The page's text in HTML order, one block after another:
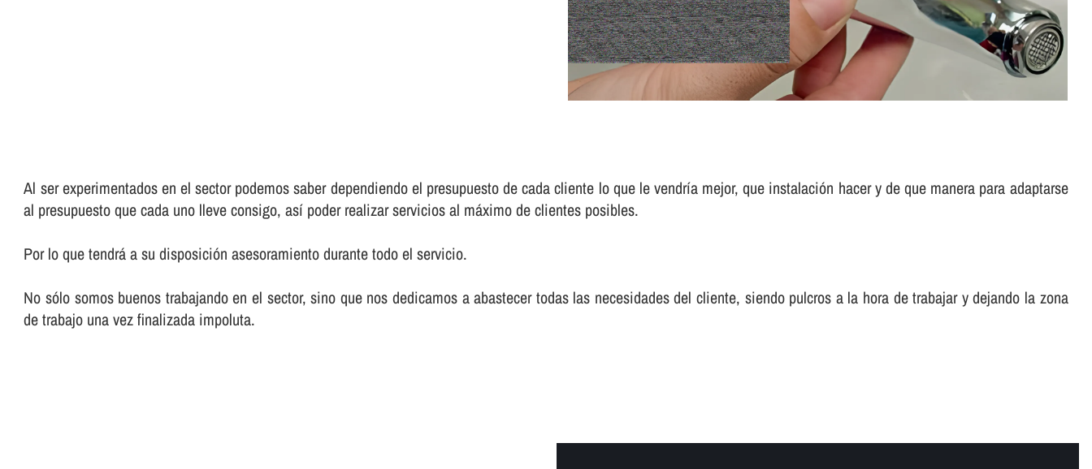
Al ser experimentados en el sector podemos saber dependiendo el presupuesto de cada cliente lo que le vendrí­a mejor, que instalación hacer y de que manera para adaptarse
al presupuesto que cada uno lleve consigo, así­ poder realizar servicios al máximo de clientes posibles.
Por lo que tendrá a su disposición asesoramiento durante todo el servicio.
No sólo somos buenos trabajando en el sector, sino que nos dedicamos a abastecer todas las necesidades del cliente, siendo pulcros a la hora de trabajar y dejando la zona
de trabajo una vez finalizada impoluta.